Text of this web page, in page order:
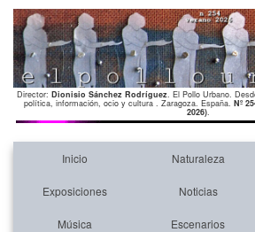
Director: Dionisio Sánchez Rodríguez. El Pollo Urbano.
política, información, ocio y cultura . Zaragoza. España. Nº
2026).
Inicio Naturaleza
Exposiciones Noticias
Música Escenarios